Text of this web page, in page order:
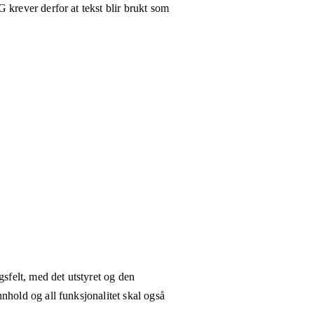
krever derfor at tekst blir brukt som
med det utstyret og den
og all funksjonalitet skal også